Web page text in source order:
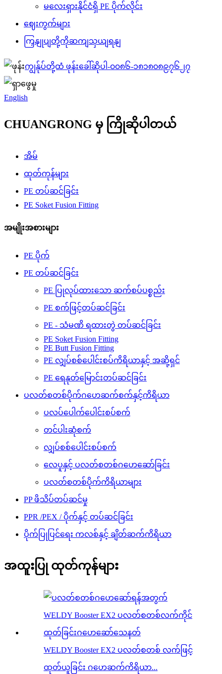
မလေးရှားနိုင်ငံရှိ PE ပိုက်လိုင်း
ဈေးကွက်များ
ကြှနျုပျတို့ကိုဆကျသှယျရနျ
ကျွန်ုပ်တို့ထံ ဖုန်းခေါ်ဆိုပါ-၀၀၈၆-၁၈၁၈၀၈၉၇၆၂၇
English
CHUANGRONG မှ ကြိုဆိုပါတယ်
အိမ်
ထုတ်ကုန်များ
PE တပ်ဆင်ခြင်း
PE Soket Fusion Fitting
အမျိုးအစားများ
PE ပိုက်
PE တပ်ဆင်ခြင်း
PE ပြုလုပ်ထားသော ဆက်စပ်ပစ္စည်း
PE စက်ဖြင့်တပ်ဆင်ခြင်း
PE - သံမဏိ ရထားတွဲ တပ်ဆင်ခြင်း
PE Soket Fusion Fitting
PE Butt Fusion Fitting
PE လျှပ်စစ်ပေါင်းစပ်ကိရိယာနှင့် အဆို့ရှင်
PE ရေနုတ်မြောင်းတပ်ဆင်ခြင်း
ပလတ်စတစ်ပိုက်ဂဟေဆက်စက်နှင့်ကိရိယာ
ပလပ်ပေါက်ပေါင်းစပ်စက်
တင်ပါးဆုံစက်
လျှပ်စစ်ပေါင်းစပ်စက်
လေပူနှင့် ပလတ်စတစ်ဂဟေဆော်ခြင်း
ပလတ်စတစ်ပိုက်ကိရိယာများ
PP ဖိသိပ်တပ်ဆင်မှု
PPR /PEX / ပိုက်နှင့် တပ်ဆင်ခြင်း
ပိုက်ပြုပြင်ရေး ကလစ်နှင့် ချိတ်ဆက်ကိရိယာ
အထူးပြု ထုတ်ကုန်များ
WELDY Booster EX2 ပလတ်စတစ် လက်ဖြင့်
ထုတ်ယူခြင်း ဂဟေဆက်ကိရိယာ...